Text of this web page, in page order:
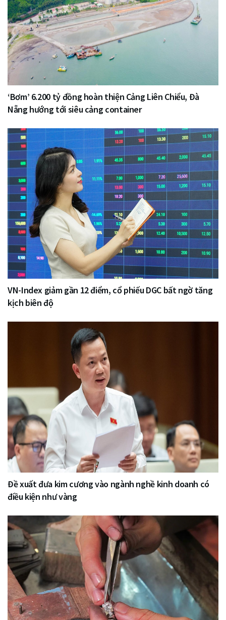
‘Bơm’ 6.200 tỷ đồng hoàn thiện Cảng Liên Chiểu, Đà
Nẵng hướng tới siêu cảng container
VN-Index giảm gần 12 điểm, cổ phiếu DGC bất ngờ tăng
kịch biên độ
Đề xuất đưa kim cương vào ngành nghề kinh doanh có
điều kiện như vàng